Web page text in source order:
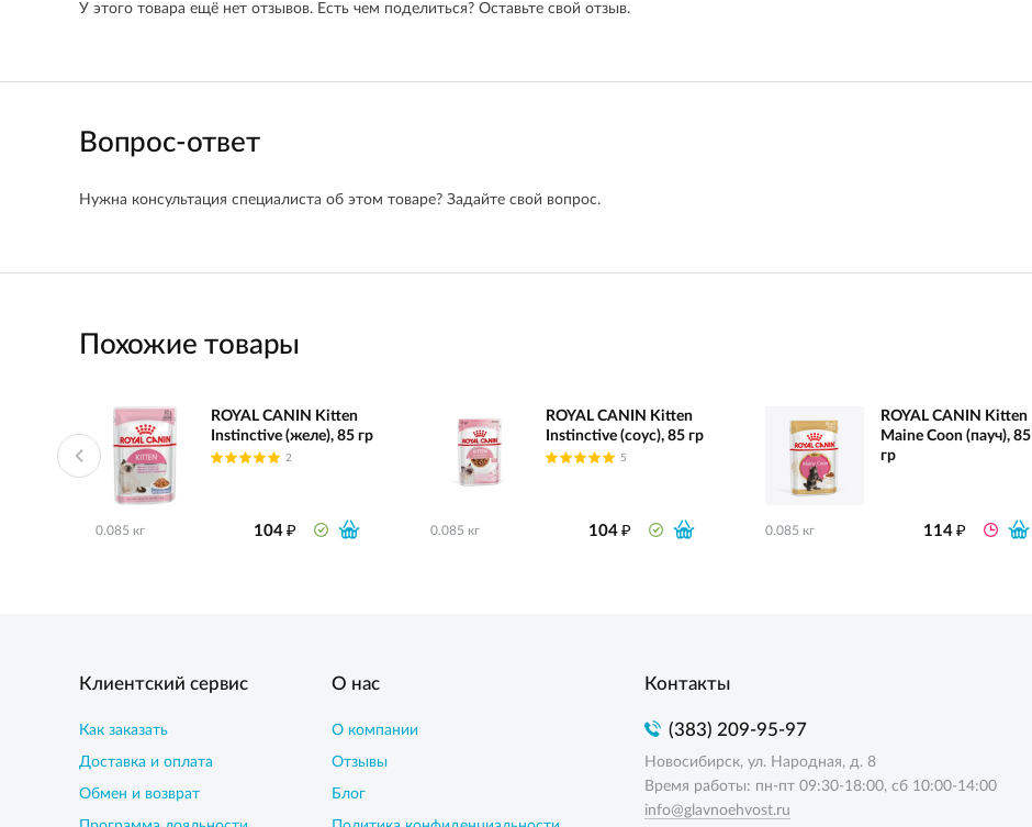
У этого товара ещё нет отзывов. Есть чем поделиться? Оставьте свой отзыв.
Вопрос-ответ
Нужна консультация специалиста об этом товаре? Задайте свой вопрос.
Похожие товары
ROYAL CANIN Kitten
Instinctive (желе), 85 гр
2
0.085 кг 104₽
ROYAL CANIN Kitten
Instinctive (соус), 85 гр
5
0.085 кг 104₽
ROYAL CANIN Kitten
Maine Coon (пауч), 85
гр
0.085 кг 114₽
Клиентский сервис
Как заказать
Доставка и оплата
Обмен и возврат
О нас
О компании
Отзывы
Блог
Контакты
(383) 209-95-97
Новосибирск, ул. Народная, д. 8
Время работы: пн-пт 09:30-18:00, сб 10:00-14:00
info@glavnoehvost.ru